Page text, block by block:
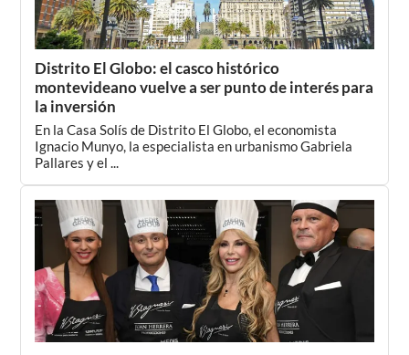
Distrito El Globo: el casco histórico
montevideano vuelve a ser punto de interés para
la inversión
En la Casa Solís de Distrito El Globo, el economista
Ignacio Munyo, la especialista en urbanismo Gabriela
Pallares y el ...